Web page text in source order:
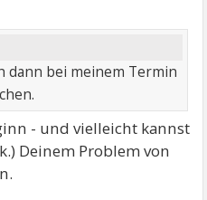
dann bei meinem Termin
- und vielleicht kannst
Deinem Problem von